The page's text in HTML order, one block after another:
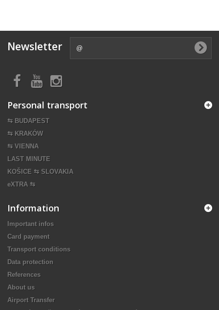
Newsletter
Personal transport
⇆ BUDAPEST
⇆ KRAKÓW
⇆ VIENNA
LAST MINUTE
KOŠICE ⇆ SLOVAKIA
eXTRA ⇆
Information
Important infos
Card payment
Transport conditions
Data protection
References
About us
Airport Transfer